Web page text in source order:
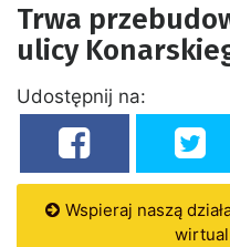
Trwa
ulicy
Udostępnij na:
Wspieraj naszą